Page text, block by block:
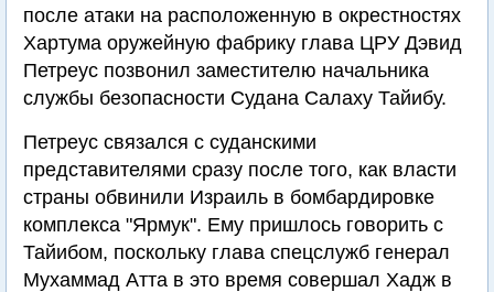
после атаки на расположенную в окрестностях
Хартума оружейную фабрику глава ЦРУ Дэвид
Петреус позвонил заместителю начальника
службы безопасности Судана Салаху Тайибу.
Петреус связался с суданскими
представителями сразу после того, как власти
страны обвинили Израиль в бомбардировке
комплекса "Ярмук". Ему пришлось говорить с
Тайибом, поскольку глава спецслужб генерал
Мухаммад Атта в это время совершал Хадж в